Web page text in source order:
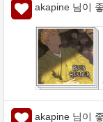
akapine 님이
akapine 님이